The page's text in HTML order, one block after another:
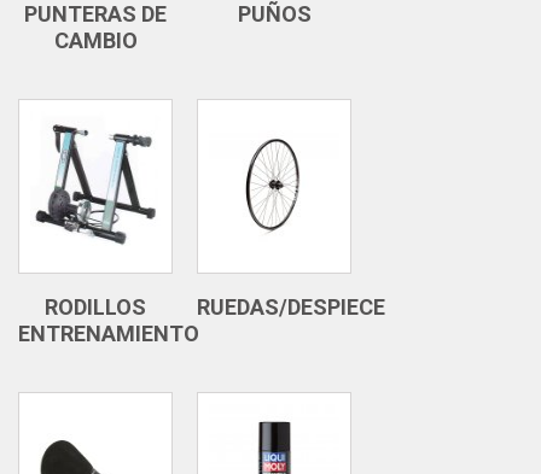
PUNTERAS DE
CAMBIO
PUÑOS
RODILLOS
ENTRENAMIENTO
RUEDAS/DESPIECE